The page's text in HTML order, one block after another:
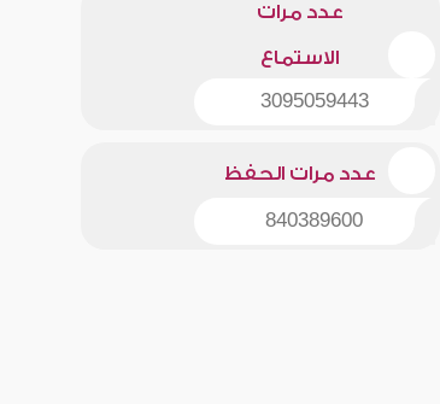
عدد مرات
الاستماع
3095059443
عدد مرات الحفظ
840389600